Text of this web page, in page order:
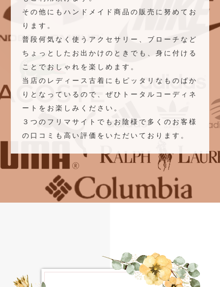
その他にもハンドメイド商品の販売に努めてお
ります。
普段何気なく使うアクセサリー、ブローチなど
ちょっとしたお出かけのときでも、身に付ける
ことでおしゃれを楽しめます。
当店のレディース古着にもピッタリなものばか
りとなっているので、ぜひトータルコーディネ
ートをお楽しみください。
３つのフリマサイトでもお陰様で多くのお客様
の口コミも高い評価をいただいております。